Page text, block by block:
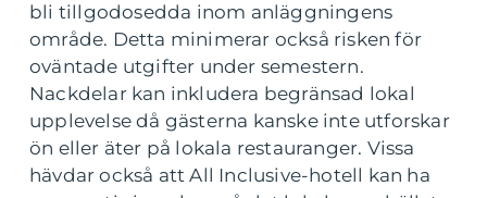
bli tillgodosedda inom anläggningens
område. Detta minimerar också risken för
oväntade utgifter under semestern.
Nackdelar kan inkludera begränsad lokal
upplevelse då gästerna kanske inte utforskar
ön eller äter på lokala restauranger. Vissa
hävdar också att All Inclusive-hotell kan ha